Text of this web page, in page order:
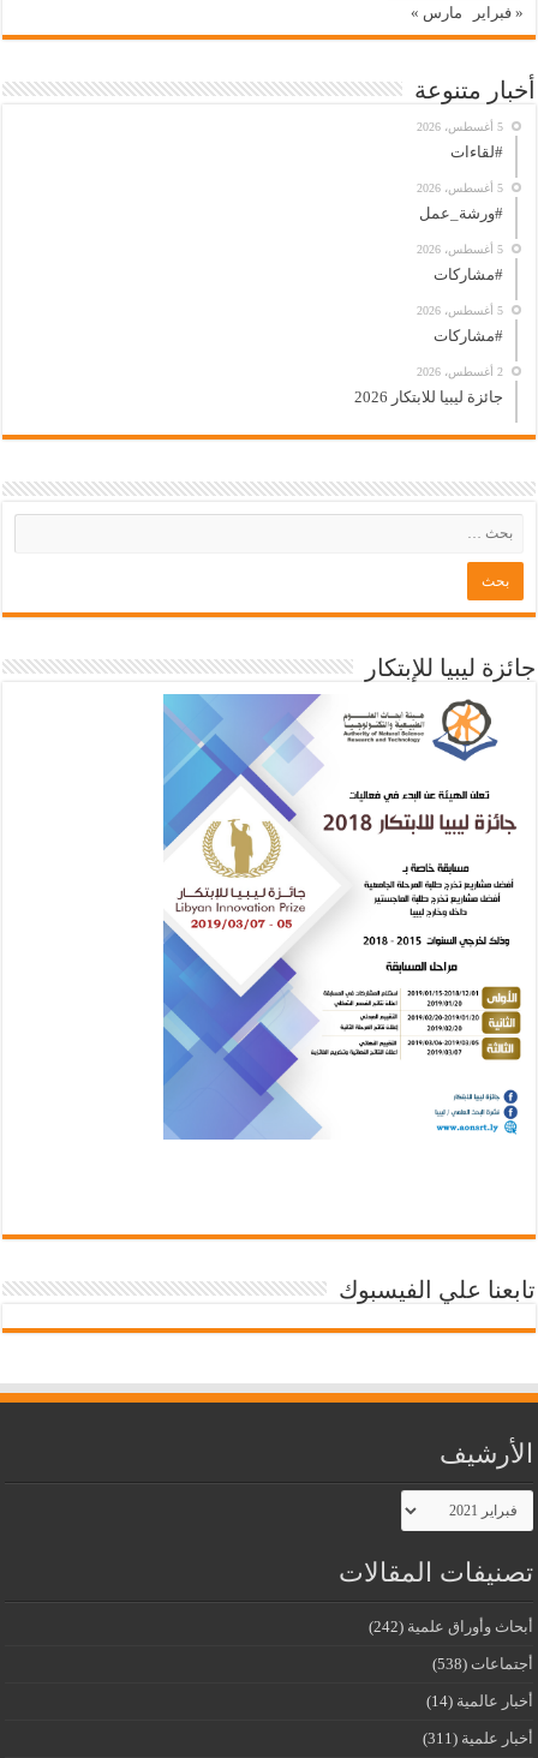
« فبراير
مارس »
أخبار متنوعة
5 أغسطس، 2026
#لقاءات
5 أغسطس، 2026
#ورشة_عمل
5 أغسطس، 2026
#مشاركات
5 أغسطس، 2026
#مشاركات
2 أغسطس، 2026
جائزة ليبيا للابتكار 2026
جائزة ليبيا للإبتكار
تابعنا علي الفيسبوك
الأرشيف
الأرشيف
تصنيفات المقالات
أبحاث وأوراق علمية (242)
أجتماعات (538)
أخبار عالمية (14)
أخبار علمية (311)